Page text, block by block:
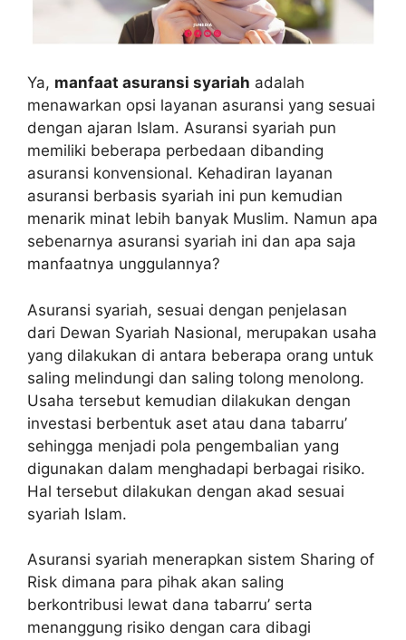
Ya, manfaat asuransi syariah adalah
menawarkan opsi layanan asuransi yang sesuai
dengan ajaran Islam. Asuransi syariah pun
memiliki beberapa perbedaan dibanding
asuransi konvensional. Kehadiran layanan
asuransi berbasis syariah ini pun kemudian
menarik minat lebih banyak Muslim. Namun apa
sebenarnya asuransi syariah ini dan apa saja
manfaatnya unggulannya?
Asuransi syariah, sesuai dengan penjelasan
dari Dewan Syariah Nasional, merupakan usaha
yang dilakukan di antara beberapa orang untuk
saling melindungi dan saling tolong menolong.
Usaha tersebut kemudian dilakukan dengan
investasi berbentuk aset atau dana tabarru’
sehingga menjadi pola pengembalian yang
digunakan dalam menghadapi berbagai risiko.
Hal tersebut dilakukan dengan akad sesuai
syariah Islam.
Asuransi syariah menerapkan sistem Sharing of
Risk dimana para pihak akan saling
berkontribusi lewat dana tabarru’ serta
menanggung risiko dengan cara dibagi